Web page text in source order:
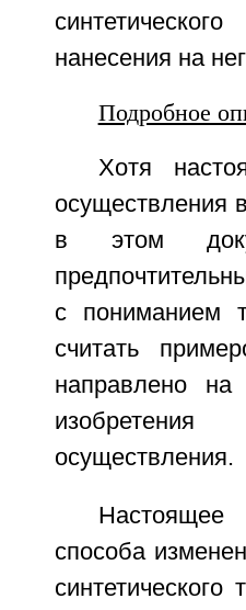
нанесения на
Подробное
Хотя
осуществления
в этом
с пониманием
считать
направлено
осуществления.
Настоящее
способа